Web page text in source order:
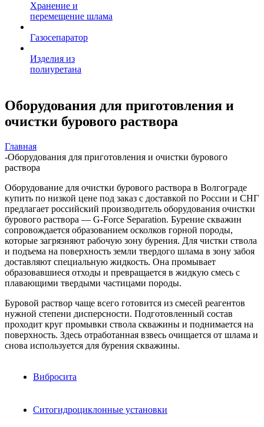
Хранение и
перемещение шлама
Газосепаратор
Изделия из
полиуретана
Оборудования для приготовления и
очистки бурового раствора
Главная
-Оборудования для приготовления и очистки бурового
раствора
Оборудование для очистки бурового раствора в Волгограде
купить по низкой цене под заказ с доставкой по России и СНГ
предлагает российский производитель оборудования очистки
бурового раствора — G-Force Separation. Бурение скважин
сопровождается образованием осколков горной породы,
которые загрязняют рабочую зону бурения. Для чистки ствола
и подъема на поверхность земли твердого шлама в зону забоя
доставляют специальную жидкость. Она промывает
образовавшиеся отходы и превращается в жидкую смесь с
плавающими твердыми частицами породы.
Буровой раствор чаще всего готовится из смесей реагентов
нужной степени дисперсности. Подготовленный состав
проходит круг промывки ствола скважины и поднимается на
поверхность. Здесь отработанная взвесь очищается от шлама и
снова используется для бурения скважины.
Вибросита
Ситогидроциклонные установки